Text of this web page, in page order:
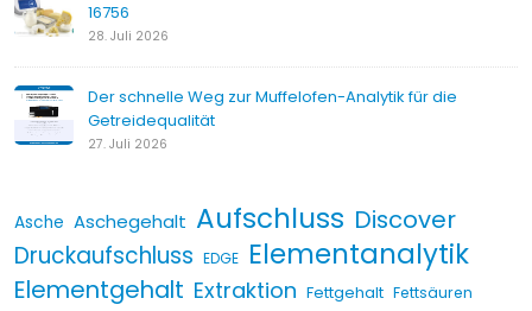
16756
28. Juli 2026
Der schnelle Weg zur Muffelofen-Analytik für die
Getreidequalität
27. Juli 2026
Asche Aschegehalt Aufschluss Discover
Druckaufschluss EDGE Elementanalytik
Elementgehalt Extraktion Fettgehalt Fettsäuren